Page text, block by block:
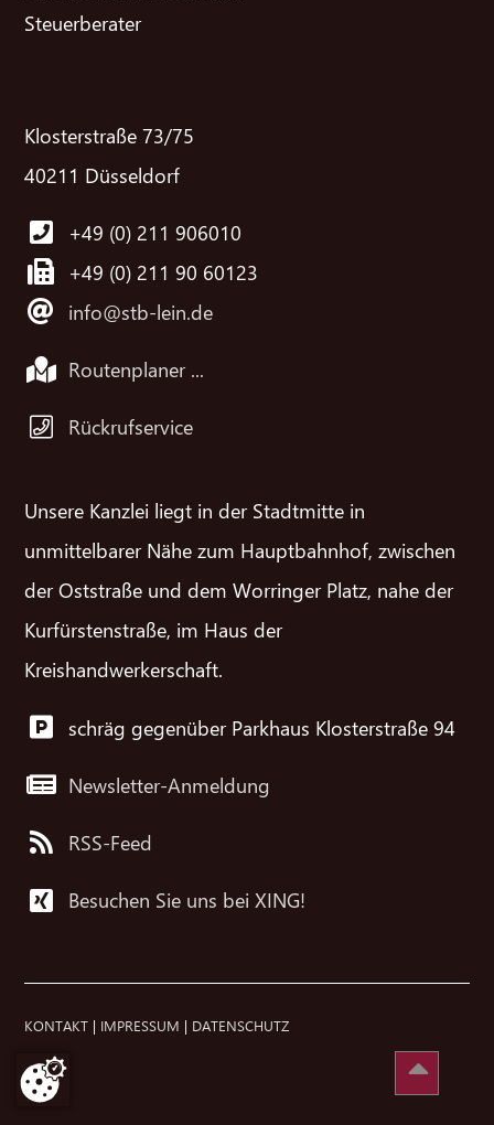
Steuerberater
Klosterstraße 73/75
40211 Düsseldorf
+49 (0) 211 906010
+49 (0) 211 90 60123
info@stb-lein.de
Routenplaner ...
Rückrufservice
Unsere Kanzlei liegt in der Stadtmitte in
unmittelbarer Nähe zum Hauptbahnhof, zwischen
der Oststraße und dem Worringer Platz, nahe der
Kurfürstenstraße, im Haus der
Kreishandwerkerschaft.
schräg gegenüber Parkhaus Klosterstraße 94
Newsletter-Anmeldung
RSS-Feed
Besuchen Sie uns bei XING!
KONTAKT | IMPRESSUM | DATENSCHUTZ